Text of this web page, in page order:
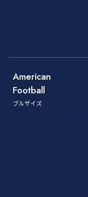
American
Football
ブルザイズ